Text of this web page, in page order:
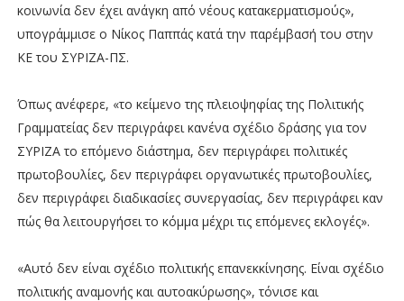
κοινωνία δεν έχει ανάγκη από νέους κατακερματισμούς»,
υπογράμμισε ο Νίκος Παππάς κατά την παρέμβασή του στην
ΚΕ του ΣΥΡΙΖΑ-ΠΣ.
Όπως ανέφερε, «το κείμενο της πλειοψηφίας της Πολιτικής
Γραμματείας δεν περιγράφει κανένα σχέδιο δράσης για τον
ΣΥΡΙΖΑ το επόμενο διάστημα, δεν περιγράφει πολιτικές
πρωτοβουλίες, δεν περιγράφει οργανωτικές πρωτοβουλίες,
δεν περιγράφει διαδικασίες συνεργασίας, δεν περιγράφει καν
πώς θα λειτουργήσει το κόμμα μέχρι τις επόμενες εκλογές».
«Αυτό δεν είναι σχέδιο πολιτικής επανεκκίνησης. Είναι σχέδιο
πολιτικής αναμονής και αυτοακύρωσης», τόνισε και